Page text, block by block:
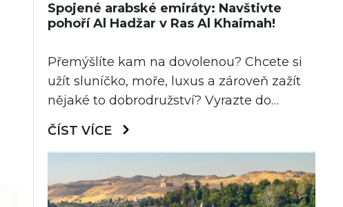
Spojené arabské emiráty: Navštivte
pohoří Al Hadžar v Ras Al Khaimah!
Přemýšlíte kam na dovolenou? Chcete si
užít sluníčko, moře, luxus a zároveň zažít
nějaké to dobrodružství? Vyrazte do
Spojených arabských emirátů a navštivte
úchvatné pohoří Al Hadžar!
ČÍST VÍCE